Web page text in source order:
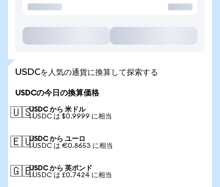
USDCを人気の通貨に換算して探索する
USDCの今日の換算価格
🇺🇸USDC から 米ドル
1 USDC は $0.9999 に相当
🇪🇺USDC から ユーロ
1 USDC は €0.8653 に相当
🇬🇧USDC から 英ポンド
1 USDC は £0.7424 に相当